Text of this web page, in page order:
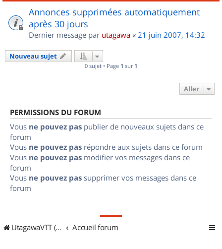
Annonces supprimées automatiquement
après 30 jours
Dernier message par utagawa « 21 juin 2007, 14:32
Nouveau sujet
0 sujet • Page 1 sur 1
Aller
PERMISSIONS DU FORUM
Vous ne pouvez pas publier de nouveaux sujets dans ce
forum
Vous ne pouvez pas répondre aux sujets dans ce forum
Vous ne pouvez pas modifier vos messages dans ce
forum
Vous ne pouvez pas supprimer vos messages dans ce
forum
UtagawaVTT (Randos VTT et VTTAE avec traces GPS) Accueil forum